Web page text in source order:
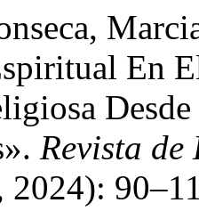
En
Revista
2024):